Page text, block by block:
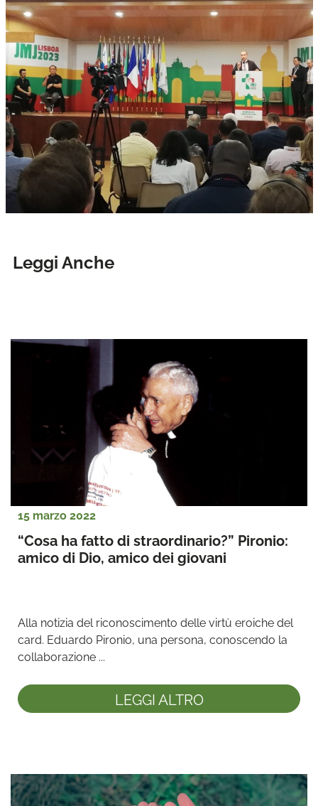
Leggi Anche
15 marzo 2022
“Cosa ha fatto di straordinario?” Pironio:
amico di Dio, amico dei giovani
Alla notizia del riconoscimento delle virtù eroiche del
card. Eduardo Pironio, una persona, conoscendo la
collaborazione ...
LEGGI ALTRO